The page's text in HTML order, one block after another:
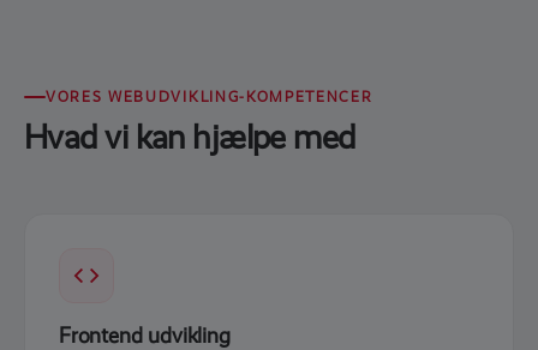
VORES WEBUDVIKLING-KOMPETENCER
Hvad vi kan hjælpe med
Frontend udvikling